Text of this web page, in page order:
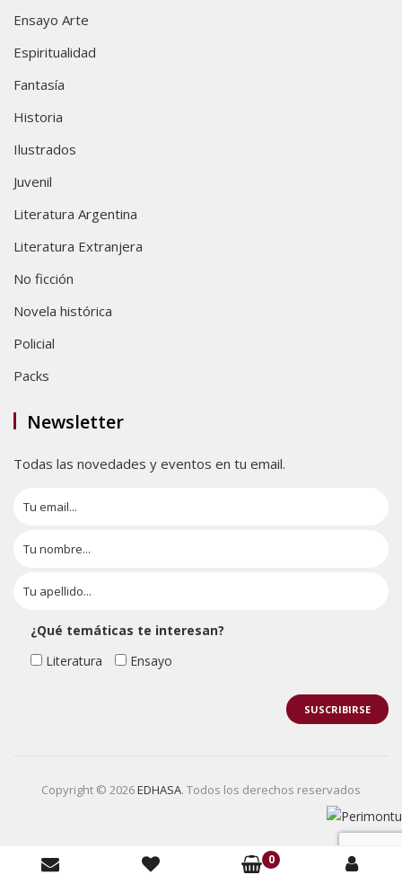
Ensayo Arte
Espiritualidad
Fantasía
Historia
Ilustrados
Juvenil
Literatura Argentina
Literatura Extranjera
No ficción
Novela histórica
Policial
Packs
Newsletter
Todas las novedades y eventos en tu email.
¿Qué temáticas te interesan?
Literatura
Ensayo
Copyright © 2026EDHASA. Todos los derechos reservados
0